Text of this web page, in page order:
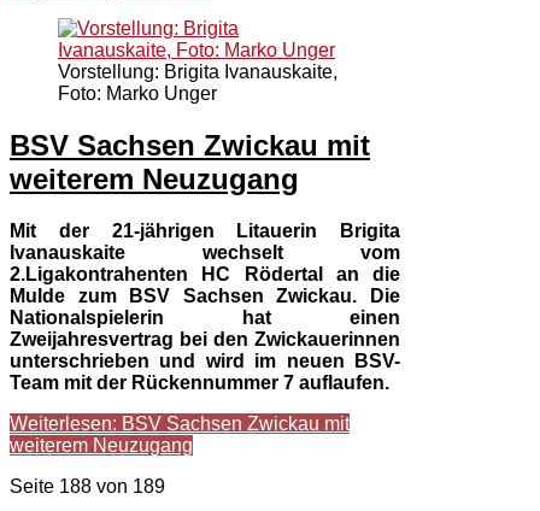
Vorstellung: Brigita Ivanauskaite,
Foto: Marko Unger
BSV Sachsen Zwickau mit
weiterem Neuzugang
Mit der 21-jährigen Litauerin Brigita
Ivanauskaite wechselt vom
2.Ligakontrahenten HC Rödertal an die
Mulde zum BSV Sachsen Zwickau. Die
Nationalspielerin hat einen
Zweijahresvertrag bei den Zwickauerinnen
unterschrieben und wird im neuen BSV-
Team mit der Rückennummer 7 auflaufen.
Weiterlesen: BSV Sachsen Zwickau mit
weiterem Neuzugang
Seite 188 von 189